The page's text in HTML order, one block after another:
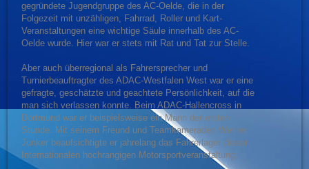
gegründete Jugendgruppe des AC-Oelde, die in der
Folgezeit mit unzähligen, Fahrrad, Roller und Kart-
Veranstaltungen eine wichtige Säule innerhalb des AC-
Oelde wurde. Hier war er stets mit Rat und Tat zur Stelle.
Aber auch überregional als Fahrersprecher und
Turnierbeauftragter des ADAC-Westfalen West war er eine
gefragte, geschätzte und geachtete Persönlichkeit, auf die
man sich verlassen konnte. Beim ADAC-Hallencross in
Dortmund war er beispielsweise ein Mann der ersten
Stunde. Mit seinem Freund und Teamkameraden Werner
Junker beaufsichtigte er jahrelang das Fahrerlager dieser
Internationalen hochrangigen Motorsportveranstaltung.